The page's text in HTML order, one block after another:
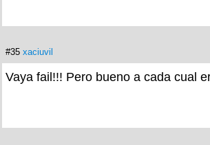
#35 xaciuvil
Vaya fail!!! Pero bueno a cada cual